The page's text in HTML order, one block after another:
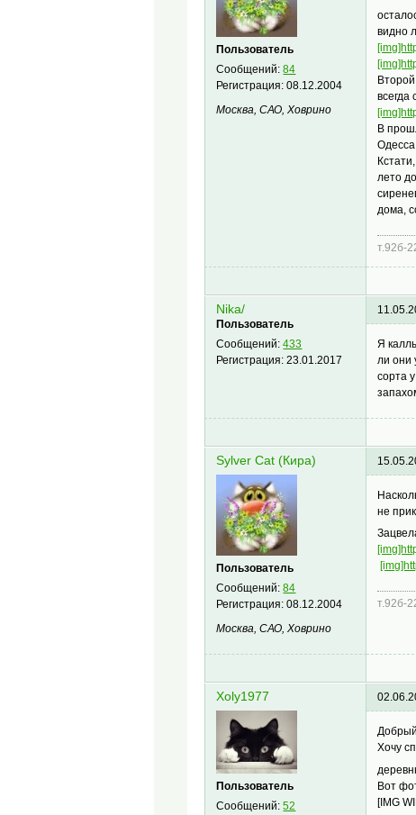
Пользователь
Сообщений:84
Регистрация:08.12.2004
Москва, САО, Ховрино
видно
всегда
В
Одесса
лето
дома,
т.92б-
Nika/
Пользователь
Сообщений:433
Регистрация:23.01.2017
Я
ли они
сорта
Sylver Cat (Кира)
Пользователь
Сообщений:84
Регистрация:08.12.2004
Москва, САО, Ховрино
не
т.92б-
Xoly1977
Пользователь
Сообщений:52
Хочу
Вот
[IMG